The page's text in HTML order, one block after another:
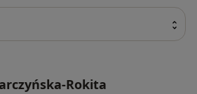
Rokita